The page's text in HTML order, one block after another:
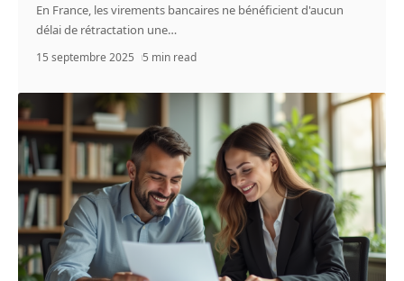
En France, les virements bancaires ne bénéficient d'aucun
délai de rétractation une…
15 septembre 2025 5 min read